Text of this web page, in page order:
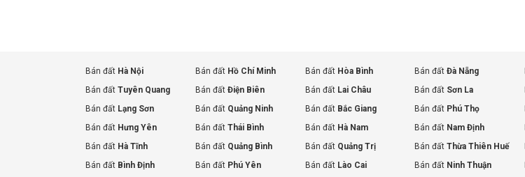
Bán đất Hà Nội Bán đất Hồ Chí Minh Bán đất Hòa Bình Bán đấtĐà Nẵng
Bán đất Tuyên Quang Bán đất Điện Biên Bán đất Lai Châu Bán đất Sơn La
Bán đất Lạng Sơn Bán đất Quảng Ninh Bán đất Bắc Giang Bán đất Phú Thọ
Bán đất Hưng Yên Bán đất Thái Bình Bán đất Hà Nam Bán đất Nam Định
Bán đất Hà Tĩnh Bán đất Quảng Bình Bán đất Quảng Trị Bán đấtThừa Thiên Huế
Bán đất Bình Định Bán đất Phú Yên Bán đất Lào Cai Bán đất Ninh Thuận